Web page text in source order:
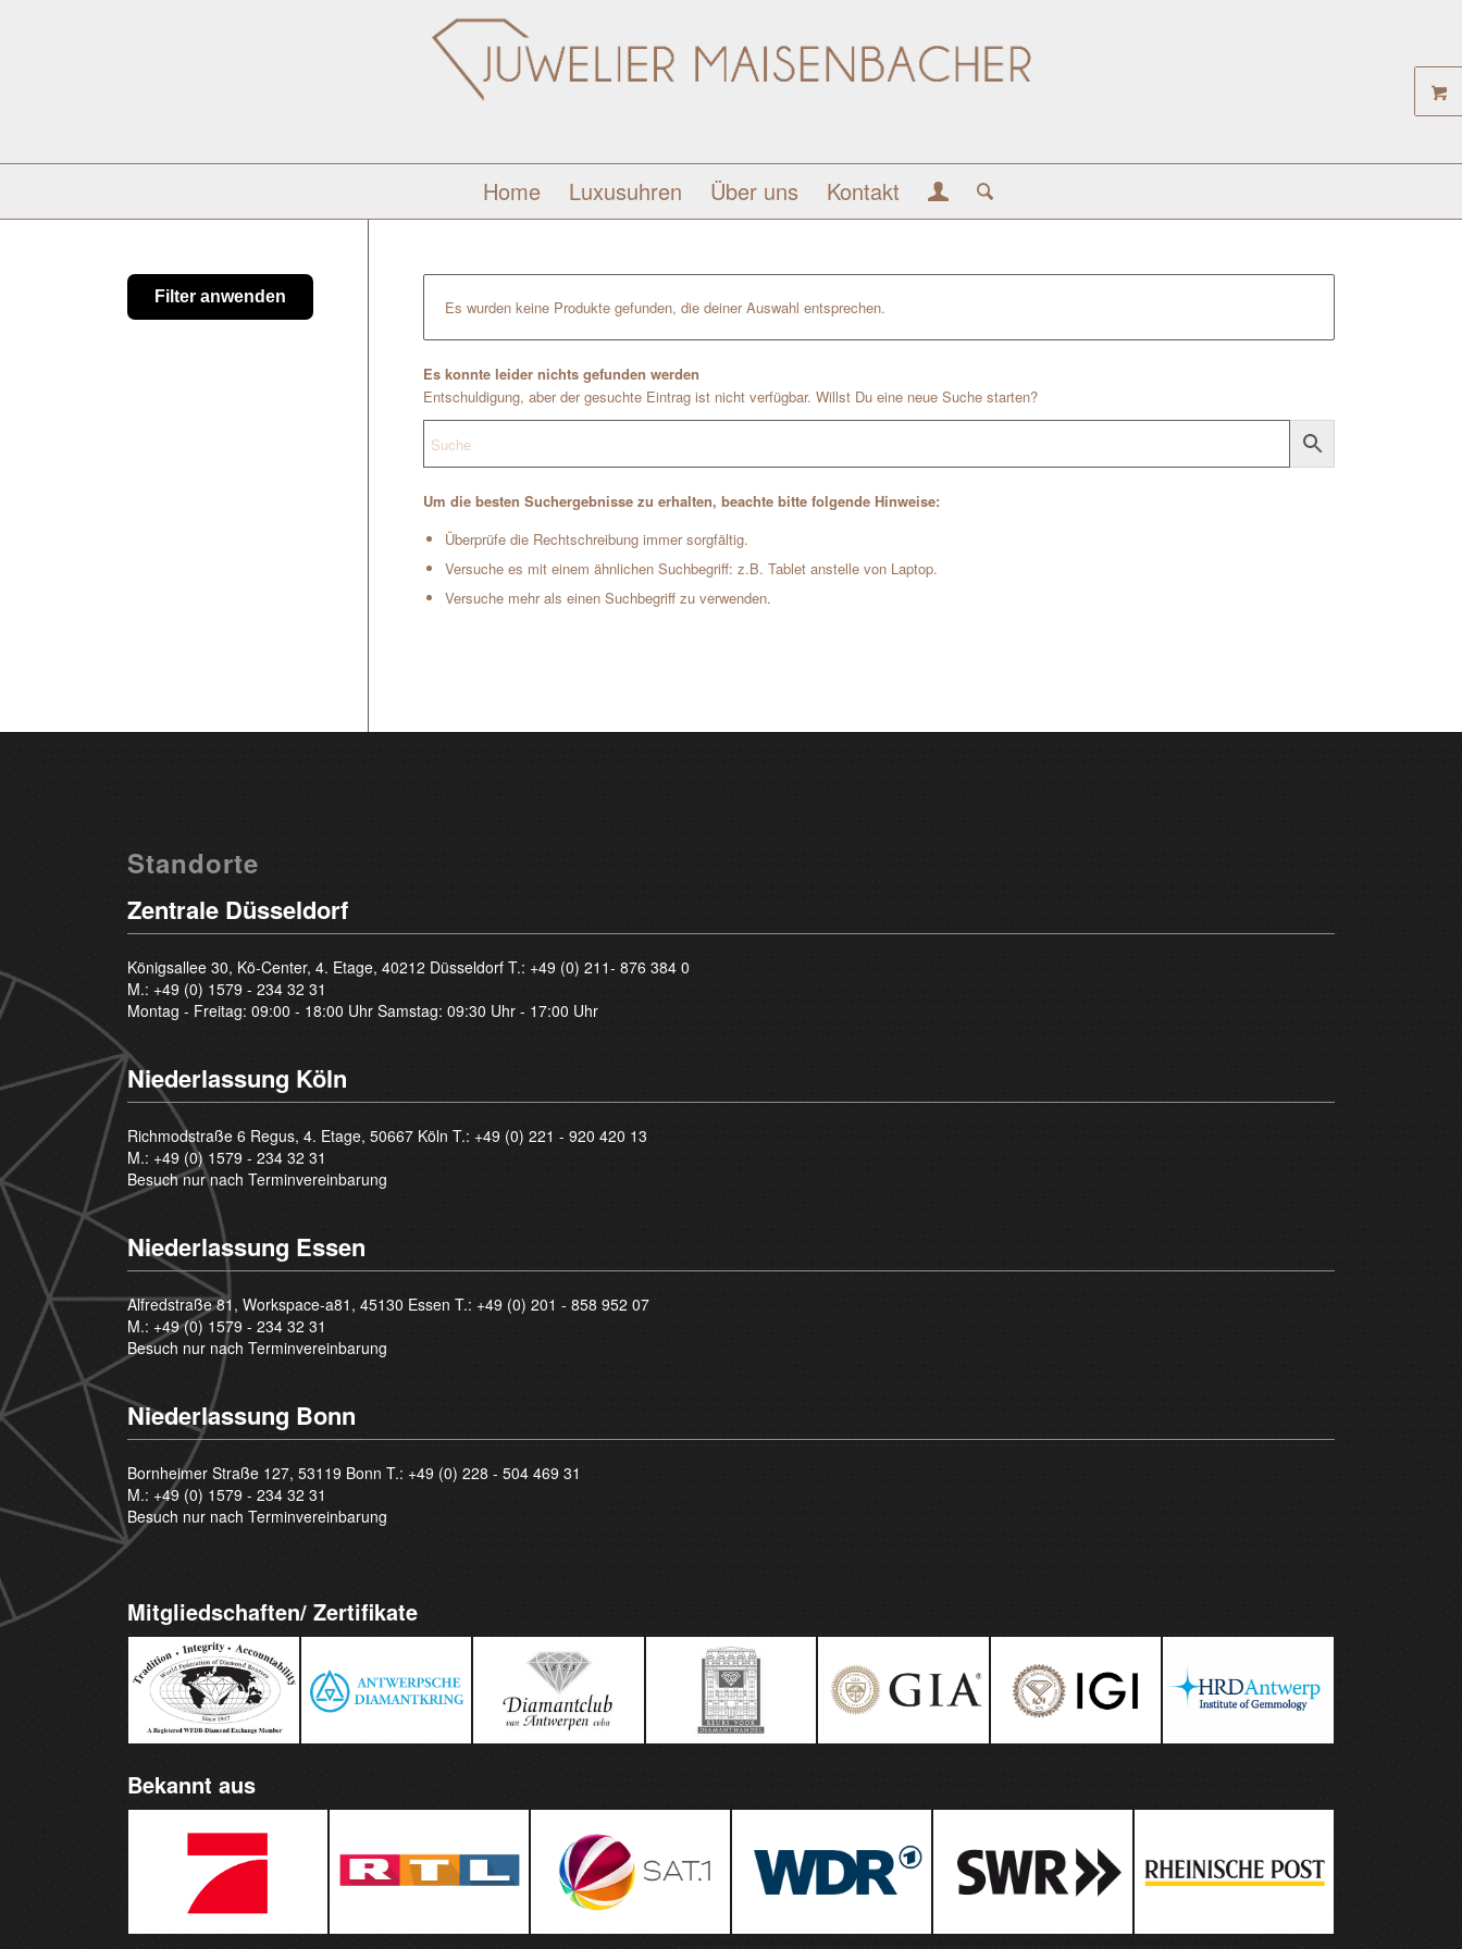
Home Luxusuhren Über uns Kontakt
Es wurden keine Produkte gefunden, die deiner Auswahl entsprechen.
Es konnte leider nichts gefunden werden
Entschuldigung, aber der gesuchte Eintrag ist nicht verfügbar. Willst Du eine neue Suche starten?
Um die besten Suchergebnisse zu erhalten, beachte bitte folgende Hinweise:
Überprüfe die Rechtschreibung immer sorgfältig.
Versuche es mit einem ähnlichen Suchbegriff: z.B. Tablet anstelle von Laptop.
Versuche mehr als einen Suchbegriff zu verwenden.
Filter anwenden
Standorte
Zentrale Düsseldorf
Königsallee 30, Kö-Center, 4. Etage, 40212 Düsseldorf T.: +49 (0) 211- 876 384 0
M.: +49 (0) 1579 - 234 32 31
Montag - Freitag: 09:00 - 18:00 Uhr Samstag: 09:30 Uhr - 17:00 Uhr
Niederlassung Köln
Richmodstraße 6 Regus, 4. Etage, 50667 Köln T.: +49 (0) 221 - 920 420 13
M.: +49 (0) 1579 - 234 32 31
Besuch nur nach Terminvereinbarung
Niederlassung Essen
Alfredstraße 81, Workspace-a81, 45130 Essen T.: +49 (0) 201 - 858 952 07
M.: +49 (0) 1579 - 234 32 31
Besuch nur nach Terminvereinbarung
Niederlassung Bonn
Bornheimer Straße 127, 53119 Bonn T.: +49 (0) 228 - 504 469 31
M.: +49 (0) 1579 - 234 32 31
Besuch nur nach Terminvereinbarung
Mitgliedschaften/ Zertifikate
Bekannt aus